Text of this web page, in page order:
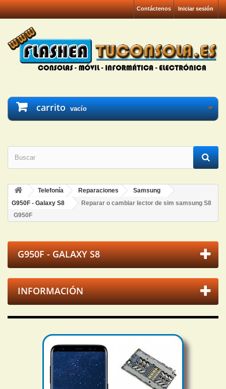
Iniciar sesión
Contáctenos
carrito vacío
Telefonía Reparaciones
Samsung
G950F - Galaxy S8
Reparar o cambiar lector de sim samsung S8
G950F
G950F - GALAXY S8
INFORMACIÓN